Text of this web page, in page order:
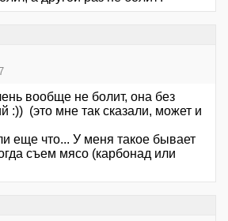
вообще не болит, она без
:)) (это мне так сказали, может и
еще что... У меня такое бывает
съем мясо (карбонад или